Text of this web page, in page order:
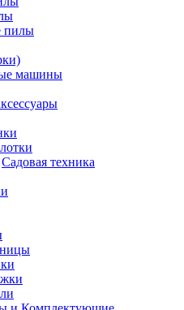
пилы
машины
Садовая техника